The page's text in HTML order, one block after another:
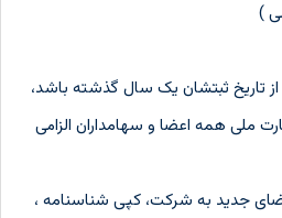
)
تاریخ ثبتشان یک سال گذشته باشد،
ملی همه اعضا و سهامداران الزامی
جدید به شرکت، کپی شناسنامه ،